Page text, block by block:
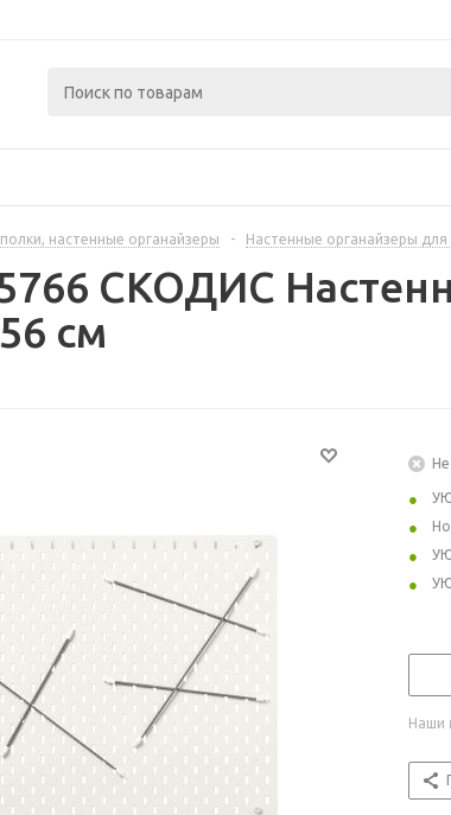
настенные органайзеры - Настенные органайзеры для
СКОДИС
см
Наши